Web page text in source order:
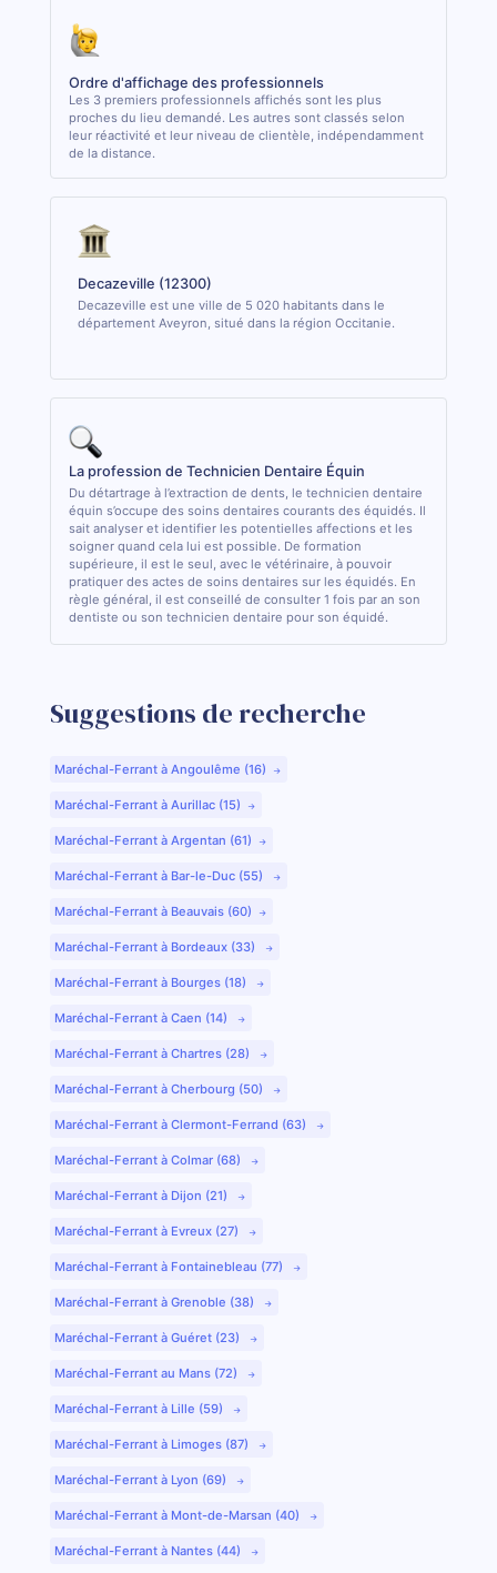
Ordre d'affichage des professionnels
Les 3 premiers professionnels affichés sont les plus
proches du lieu demandé. Les autres sont classés selon
leur réactivité et leur niveau de clientèle, indépendamment
de la distance.
Decazeville (12300)
Decazeville est une ville de 5 020 habitants dans le
département Aveyron, situé dans la région Occitanie.
La profession de Technicien Dentaire Équin
Du détartrage à l’extraction de dents, le technicien dentaire
équin s’occupe des soins dentaires courants des équidés. Il
sait analyser et identifier les potentielles affections et les
soigner quand cela lui est possible. De formation
supérieure, il est le seul, avec le vétérinaire, à pouvoir
pratiquer des actes de soins dentaires sur les équidés. En
règle général, il est conseillé de consulter 1 fois par an son
dentiste ou son technicien dentaire pour son équidé.
Suggestions de recherche
Maréchal-Ferrant à Angoulême (16)
Maréchal-Ferrant à Aurillac (15)
Maréchal-Ferrant à Argentan (61)
Maréchal-Ferrant à Bar-le-Duc (55)
Maréchal-Ferrant à Beauvais (60)
Maréchal-Ferrant à Bordeaux (33)
Maréchal-Ferrant à Bourges (18)
Maréchal-Ferrant à Caen (14)
Maréchal-Ferrant à Chartres (28)
Maréchal-Ferrant à Cherbourg (50)
Maréchal-Ferrant à Clermont-Ferrand (63)
Maréchal-Ferrant à Colmar (68)
Maréchal-Ferrant à Dijon (21)
Maréchal-Ferrant à Evreux (27)
Maréchal-Ferrant à Fontainebleau (77)
Maréchal-Ferrant à Grenoble (38)
Maréchal-Ferrant à Guéret (23)
Maréchal-Ferrant au Mans (72)
Maréchal-Ferrant à Lille (59)
Maréchal-Ferrant à Limoges (87)
Maréchal-Ferrant à Lyon (69)
Maréchal-Ferrant à Mont-de-Marsan (40)
Maréchal-Ferrant à Nantes (44)